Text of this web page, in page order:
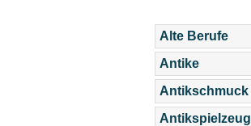
Alte Berufe
Antike
Antikschmuck
Antikspielzeug